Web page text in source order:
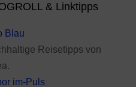
& Linktipps
Blau
Reisetipps von
im-Puls